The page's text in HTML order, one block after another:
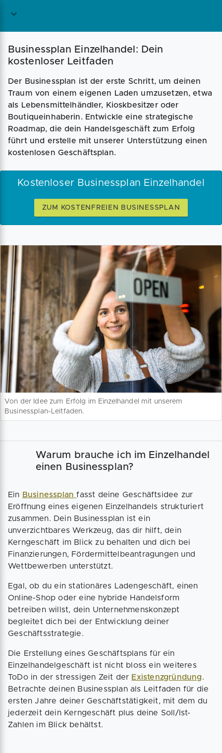
Magazin Businessplan Fördermittel
Businessplan Einzelhandel: Dein
kostenloser Leitfaden
Der Businessplan ist der erste Schritt, um deinen
Traum von einem eigenen Laden umzusetzen, etwa
als Lebensmittelhändler, Kioskbesitzer oder
Boutiqueinhaberin. Entwickle eine strategische
Roadmap, die dein Handelsgeschäft zum Erfolg
führt und erstelle mit unserer Unterstützung einen
kostenlosen Geschäftsplan.
Kostenloser Businessplan Einzelhandel
ZUM KOSTENFREIEN BUSINESSPLAN
Von der Idee zum Erfolg im Einzelhandel mit unserem
Businessplan-Leitfaden.
Warum brauche ich im Einzelhandel
einen Businessplan?
Ein Businessplanfasst deine Geschäftsidee zur
Eröffnung eines eigenen Einzelhandels strukturiert
zusammen. Dein Businessplan ist ein
unverzichtbares Werkzeug, das dir hilft, dein
Kerngeschäft im Blick zu behalten und dich bei
Finanzierungen, Fördermittelbeantragungen und
Wettbewerben unterstützt.
Egal, ob du ein stationäres Ladengeschäft, einen
Online-Shop oder eine hybride Handelsform
betreiben willst, dein Unternehmenskonzept
begleitet dich bei der Entwicklung deiner
Geschäftsstrategie.
Die Erstellung eines Geschäftsplans für ein
Einzelhandelgeschäft ist nicht bloss ein weiteres
ToDo in der stressigen Zeit der Existenzgründung.
Betrachte deinen Businessplan als Leitfaden für die
ersten Jahre deiner Geschäftstätigkeit, mit dem du
jederzeit dein Kerngeschäft plus deine Soll/Ist-
Zahlen im Blick behältst.